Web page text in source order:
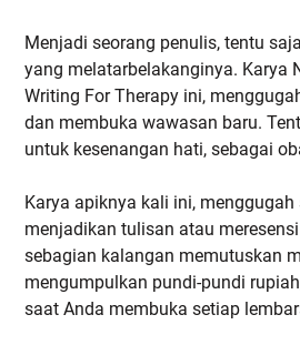
Menjadi seorang penulis, tentu
yang melatarbelakanginya. Karya
Writing For Therapy ini,
dan membuka wawasan baru.
untuk kesenangan hati, sebagai
Karya apiknya kali ini,
menjadikan tulisan atau
sebagian kalangan memutuskan
mengumpulkan pundi-pundi
saat Anda membuka setiap